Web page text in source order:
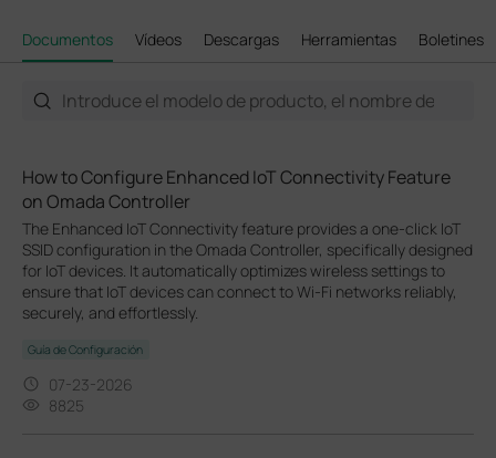
Documentos Vídeos Descargas Herramientas Boletines
How to Configure Enhanced IoT Connectivity Feature
on Omada Controller
The Enhanced IoT Connectivity feature provides a one-click IoT
SSID configuration in the Omada Controller, specifically designed
for IoT devices. It automatically optimizes wireless settings to
ensure that IoT devices can connect to Wi-Fi networks reliably,
securely, and effortlessly.
Guía de Configuración
07-23-2026
8825